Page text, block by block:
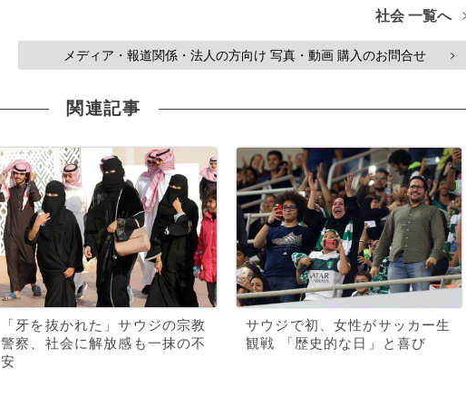
社会 一覧へ
メディア・報道関係・法人の方向け 写真・動画 購入のお問合せ >
関連記事
「牙を抜かれた」サウジの宗教
警察、社会に解放感も一抹の不
安
サウジで初、女性がサッカー生
観戦 「歴史的な日」と喜び